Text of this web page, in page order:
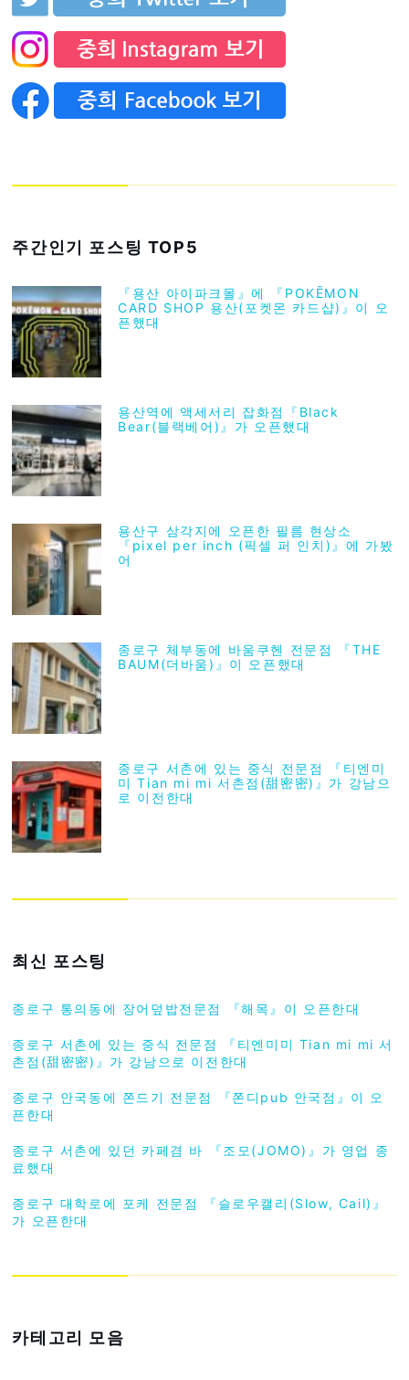
주간인기 포스팅 TOP5
『용산 아이파크몰』에 『POKĒMON
CARD SHOP 용산(포켓몬 카드샵)』이 오
픈했대
용산역에 액세서리 잡화점『Black
Bear(블랙베어)』가 오픈했대
용산구 삼각지에 오픈한 필름 현상소
『pixel per inch (픽셀 퍼 인치)』에 가봤
어
종로구 체부동에 바움쿠헨 전문점 『THE
BAUM(더바움)』이 오픈했대
종로구 서촌에 있는 중식 전문점 『티엔미
미 Tian mi mi 서촌점(甜密密)』가 강남으
로 이전한대
최신 포스팅
종로구 통의동에 장어덮밥전문점 『해목』이 오픈한대
종로구 서촌에 있는 중식 전문점 『티엔미미 Tian mi mi 서
촌점(甜密密)』가 강남으로 이전한대
종로구 안국동에 쫀드기 전문점 『쫀디pub 안국점』이 오
픈한대
종로구 서촌에 있던 카페겸 바 『조모(JOMO)』가 영업 종
료했대
종로구 대학로에 포케 전문점 『슬로우캘리(Slow, Cail)』
가 오픈한대
카테고리 모음